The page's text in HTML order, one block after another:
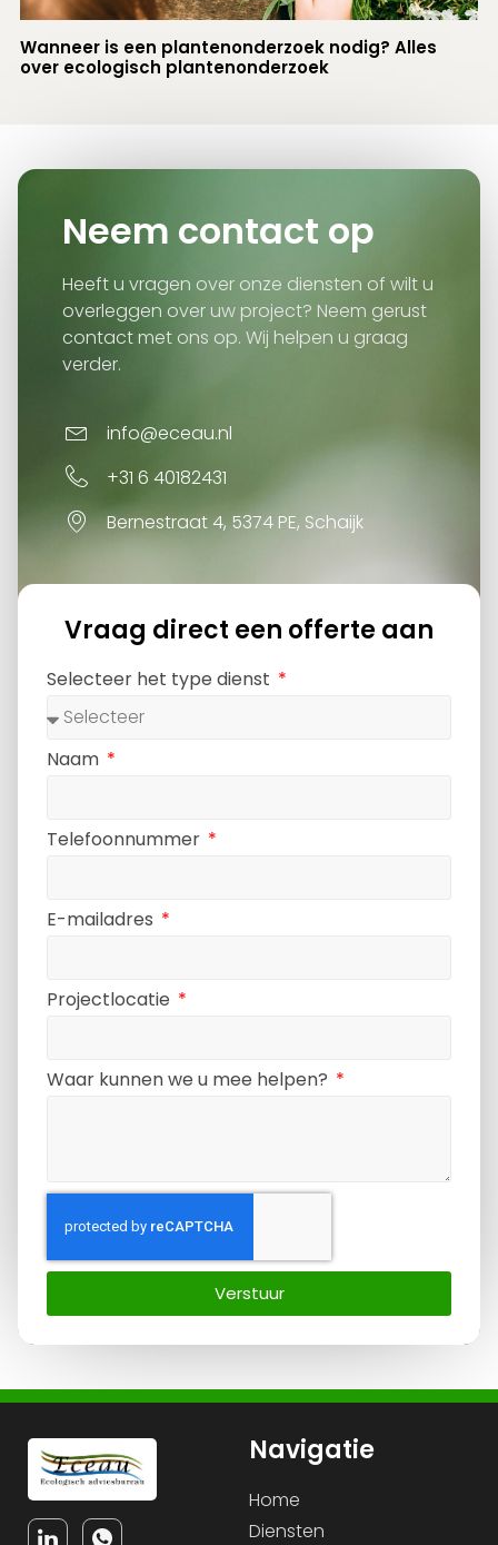
Wanneer is een plantenonderzoek nodig? Alles
over ecologisch plantenonderzoek
Neem contact op
Heeft u vragen over onze diensten of wilt u
overleggen over uw project? Neem gerust
contact met ons op. Wij helpen u graag
verder.
info@eceau.nl
+31 6 40182431
Bernestraat 4, 5374 PE, Schaijk
Vraag direct een offerte aan
Selecteer het type dienst
Naam
Telefoonnummer
E-mailadres
Projectlocatie
Waar kunnen we u mee helpen?
Verstuur
Navigatie
Home
Diensten